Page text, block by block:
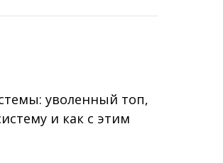
уволенный топ,
и как с этим